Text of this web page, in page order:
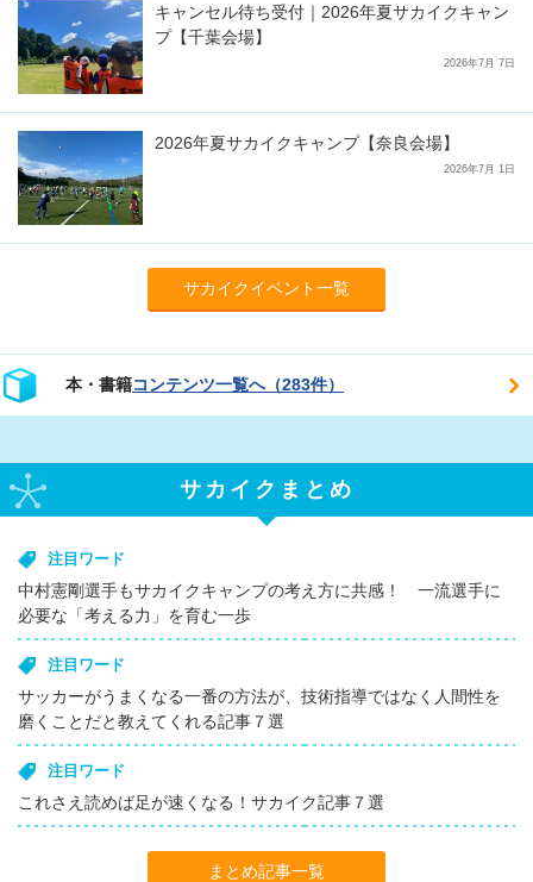
キャンセル待ち受付｜2026年夏サカイクキャン
プ【千葉会場】
2026年7月 7日
2026年夏サカイクキャンプ【奈良会場】
2026年7月 1日
サカイクイベント一覧
本・書籍コンテンツ一覧へ（283件）
サカイクまとめ
注目ワード
中村憲剛選手もサカイクキャンプの考え方に共感！ 一流選手に
必要な「考える力」を育む一歩
注目ワード
サッカーがうまくなる一番の方法が、技術指導ではなく人間性を
磨くことだと教えてくれる記事７選
注目ワード
これさえ読めば足が速くなる！サカイク記事７選
まとめ記事一覧